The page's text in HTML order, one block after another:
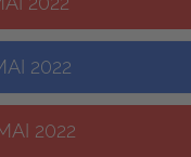
2022
2022